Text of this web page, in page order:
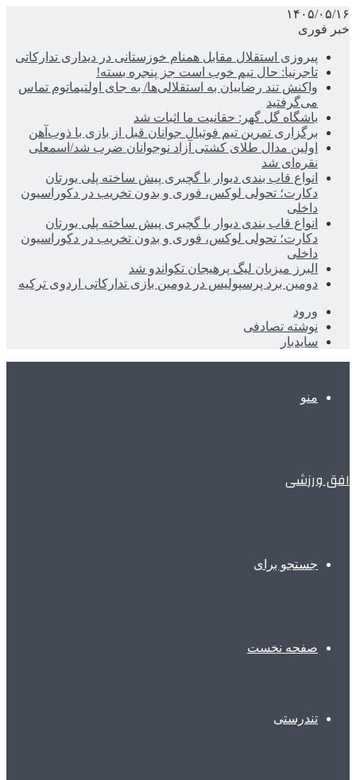
۱۴۰۵/۰۵/۱۶
خبر فوری
پیروزی استقلال مقابل همنام خوزستانی در دیداری تدارکاتی
تاجرنیا: حال تیم خوب است جز پنجره بسته!
واکنش تند رضاییان به استقلالی‌ها/ به جای اولتیماتوم تماس
می‌گرفتید
باشگاه گل گهر: حقانیت ما اثبات شد
برگزاری تمرین تیم فوتبال جوانان قبل از بازی با ذوب‌آهن
اولین مدال طلای کشتی آزاد نوجوانان ضرب شد/اسمعلی
نقره‌ای شد
انواع قاب بندی دیوار با گچبری پیش ساخته پلی یورتان
دکارت؛ تحولی لوکس، فوری و بدون تخریب در دکوراسیون
داخلی
انواع قاب بندی دیوار با گچبری پیش ساخته پلی یورتان
دکارت؛ تحولی لوکس، فوری و بدون تخریب در دکوراسیون
داخلی
البرز میزبان لیگ پرهیجان تکواندو شد
دومین برد پرسپولیس در دومین بازی تدارکاتی اردوی ترکیه
ورود
نوشته تصادفی
سایدبار
منو
افق ورزشی
جستجو برای
صفحه نخست
تندرستی